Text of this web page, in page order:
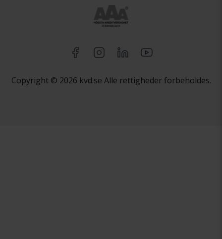
Copyright © 2026 kvd.se Alle rettigheder forbeholdes.